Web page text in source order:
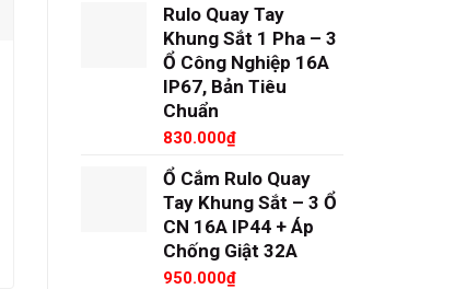
Rulo Quay Tay
Khung Sắt 1 Pha – 3
Ổ Công Nghiệp 16A
IP67, Bản Tiêu
Chuẩn
830.000₫
Ổ Cắm Rulo Quay
Tay Khung Sắt – 3 Ổ
CN 16A IP44 + Áp
Chống Giật 32A
950.000₫